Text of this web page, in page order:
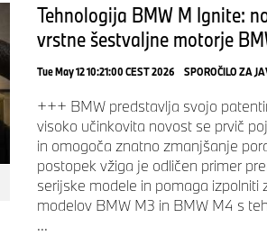
Tehnologija BMW M Ignite:
vrstne šestvaljne motorje
Tue May 12 10:21:00 CEST 2026 SPOROČILO ZA
+++ BMW predstavlja svojo
visoko učinkovita novost se prvič
in omogoča znatno zmanjšanje
postopek vžiga je odličen primer
serijske modele in pomaga izpolniti
modelov BMW M3 in BMW M4 s
...